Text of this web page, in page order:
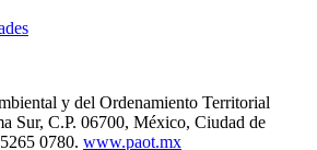
y del Ordenamiento Territorial
Sur, C.P. 06700, México, Ciudad de
0780. www.paot.mx